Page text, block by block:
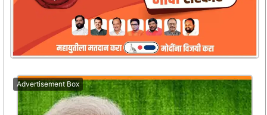
Advertisement Box